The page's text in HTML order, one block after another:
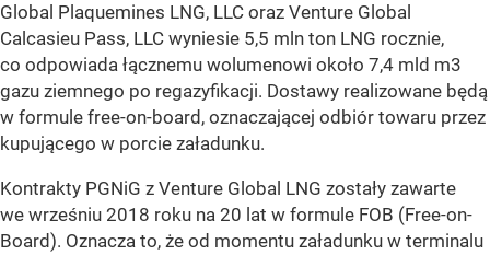
Global Plaquemines LNG, LLC oraz Venture Global
Calcasieu Pass, LLC wyniesie 5,5 mln ton LNG rocznie,
co odpowiada łącznemu wolumenowi około 7,4 mld m3
gazu ziemnego po regazyfikacji. Dostawy realizowane będą
w formule free-on-board, oznaczającej odbiór towaru przez
kupującego w porcie załadunku.
Kontrakty PGNiG z Venture Global LNG zostały zawarte
we wrześniu 2018 roku na 20 lat w formule FOB (Free-on-
Board). Oznacza to, że od momentu załadunku w terminalu